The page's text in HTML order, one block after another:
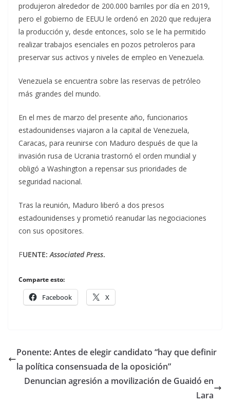
produjeron alrededor de 200.000 barriles por día en 2019,
pero el gobierno de EEUU le ordenó en 2020 que redujera
la producción y, desde entonces, solo se le ha permitido
realizar trabajos esenciales en pozos petroleros para
preservar sus activos y niveles de empleo en Venezuela.
Venezuela se encuentra sobre las reservas de petróleo
más grandes del mundo.
En el mes de marzo del presente año, funcionarios
estadounidenses viajaron a la capital de Venezuela,
Caracas, para reunirse con Maduro después de que la
invasión rusa de Ucrania trastornó el orden mundial y
obligó a Washington a repensar sus prioridades de
seguridad nacional.
Tras la reunión, Maduro liberó a dos presos
estadounidenses y prometió reanudar las negociaciones
con sus opositores.
FUENTE: Associated Press.
Comparte esto:
Facebook X
Ponente: Antes de elegir candidato “hay que definir
la política consensuada de la oposición”
Denuncian agresión a movilización de Guaidó en
Lara